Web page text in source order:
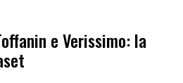
e Verissimo: la